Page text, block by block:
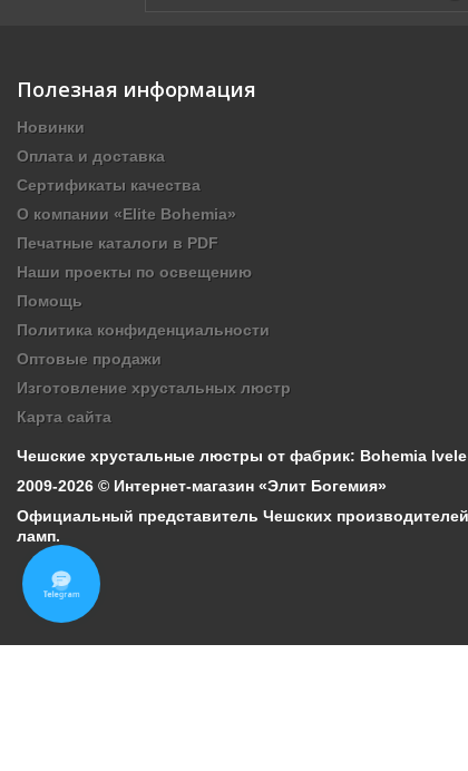
Полезная информация
Новинки
Оплата и доставка
Сертификаты качества
О компании «Elite Bohemia»
Печатные каталоги в PDF
Наши проекты по освещению
Помощь
Политика конфиденциальности
Оптовые продажи
Изготовление хрустальных люстр
Карта сайта
Чешские хрустальные люстры от фабрик: Bohemia
2009-2026 © Интернет-магазин «Элит Богемия»
Официальный представитель Чешских
ламп.
Telegram